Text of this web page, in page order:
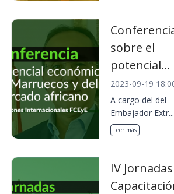
sobre el
potencial...
2023-09-19
A cargo del del
Embajador Extr...
Leer más
IV